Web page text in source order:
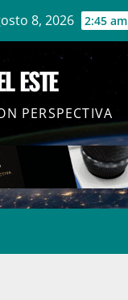
8, 2026 2:45 am
ESTE
PERSPECTIVA